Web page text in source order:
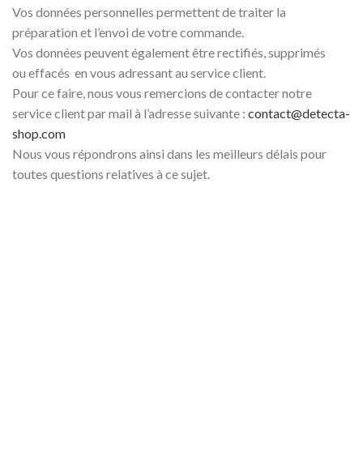
Vos données personnelles permettent de traiter la
préparation et l’envoi de votre commande.
Vos données peuvent également être rectifiés, supprimés
ou effacés en vous adressant au service client.
Pour ce faire, nous vous remercions de contacter notre
service client par mail à l’adresse suivante : contact@detecta-
shop.com
Nous vous répondrons ainsi dans les meilleurs délais pour
toutes questions relatives à ce sujet.